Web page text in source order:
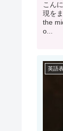
こん
現を
the
o...
英語